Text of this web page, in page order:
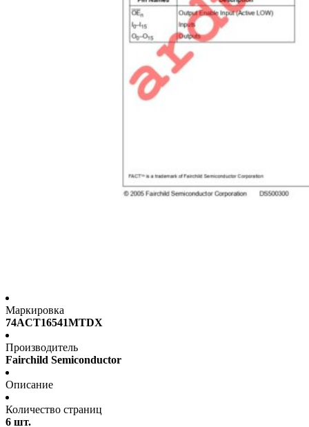
Маркировка
74ACT16541MTDX
Производитель
Fairchild Semiconductor
Описание
Количество страниц
6 шт.